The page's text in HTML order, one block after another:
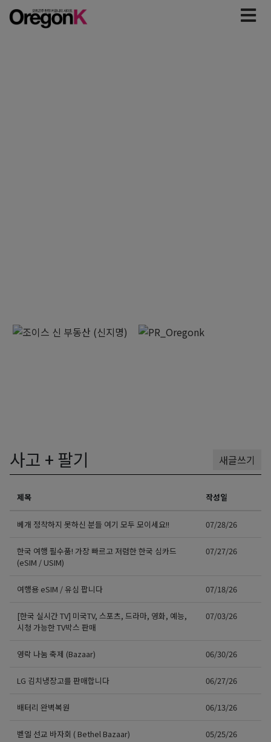
사고 + 팔기 새글쓰기
제목 작성일
베개 정착하지 못하신 분들 여기 모두 모이세요!! 07/28/26
한국 여행 필수품! 가장 빠르고 저렴한 한국 심카드
(eSIM / USIM)
07/27/26
여행용 eSIM / 유심 팝니다 07/18/26
[한국 실시간 TV] 미국TV, 스포츠, 드라마, 영화, 예능,
시청 가능한 TV박스 판매
07/03/26
영락 나눔 축제 (Bazaar) 06/30/26
LG 김치냉장고를 판매합니다 06/27/26
배터리 완벽복원 06/13/26
벧엘 선교 바자회 ( Bethel Bazaar) 05/25/26